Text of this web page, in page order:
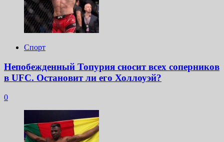
Спорт
Непобежденный Топурия сносит всех соперников
в UFC. Остановит ли его Холлоуэй?
0